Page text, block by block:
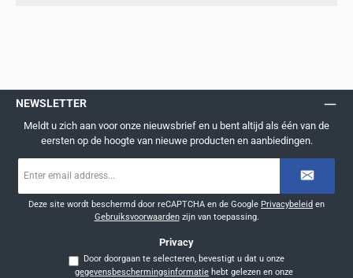
NEWSLETTER
Meldt u zich aan voor onze nieuwsbrief en u bent altijd als één van de
eersten op de hoogte van nieuwe producten en aanbiedingen.
mailadres
Deze site wordt beschermd door reCAPTCHA en de Google Privacybeleid en
Gebruiksvoorwaardenzijn van toepassing.
Privacy
Door doorgaan te selecteren, bevestigt u dat u onze
gegevensbeschermingsinformatie